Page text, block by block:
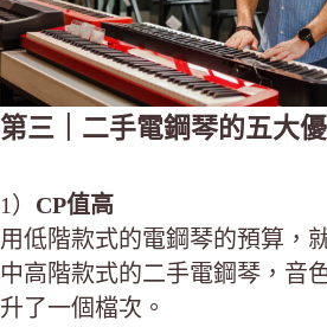
第三｜二手電鋼琴的五大
1） CP值高
用低階款式的電鋼琴的預算，
中高階款式的二手電鋼琴，音
升了一個檔次。